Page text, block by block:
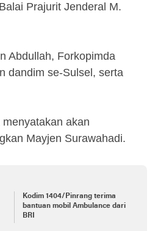
Prajurit Jenderal M.
Abdullah, Forkopimda
dandim se-Sulsel, serta
akan
Mayjen Surawahadi.
Kodim 1404/Pinrang terima
bantuan mobil Ambulance dari
BRI